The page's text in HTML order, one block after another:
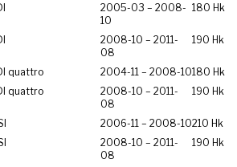
2005-03 – 2008-
10
180 Hk
2008-10 – 2011-
08
190 Hk
quattro 2004-11 – 2008-10180 Hk
quattro
2008-10 – 2011-
08
190 Hk
2006-11 – 2008-10210 Hk
2008-10 – 2011-
08
190 Hk